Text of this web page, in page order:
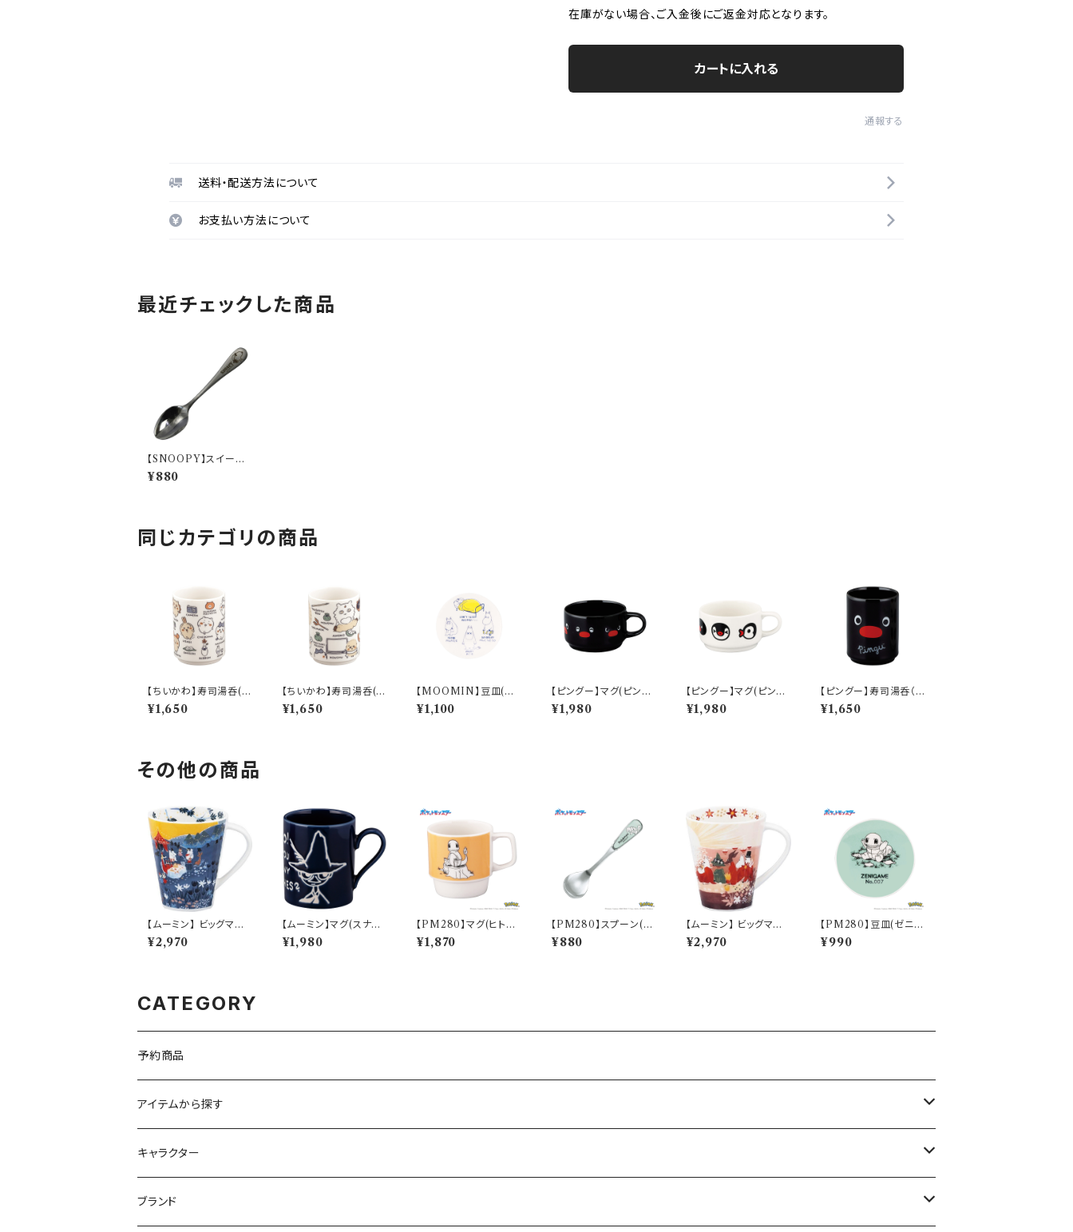
在庫がない場合、ご入金後にご返金対応となります。
カートに入れる
通報する
送料・配送方法について
お支払い方法について
最近チェックした商品
【SNOOPY】スイーツ
スプーン(ジョー・クー
ル)【SN3200】SN320
¥880
同じカテゴリの商品
【ちいかわ】寿司湯呑(日
常)【CKW50】CKW51
-327
¥1,650
【ちいかわ】寿司湯呑(討
伐)【CKW50】CKW5
2-327
¥1,650
【MOOMIN】豆皿(お
こる)【MM14000】M
M14003-333
¥1,100
【ピングー】マグ(ピング
ー)【PG20】PG21-11
¥1,980
【ピングー】マグ(ピンガ)
【PG20】PG22-11
¥1,980
【ピングー】寿司湯呑（ピ
ングー）【PG20】PG21
-327
¥1,650
その他の商品
【ムーミン】 ビッグマグ
（パーティ）【MM320
0】MM3203-35
¥2,970
【ムーミン】マグ(スナフ
キン）【MM9000】M
M9003-11
¥1,980
【PM280】マグ(ヒトカ
ゲ)【Daily Sketch】P
M282-11
¥1,870
【PM280】スプーン(ゼ
ニガメ)【Daily Sketch】
PM283-850
¥880
【ムーミン】 ビッグマグ
（夕日）【MM3200】
¥2,970
【PM280】豆皿(ゼニガ
メ)【Daily Sketch】PM
283-333
¥990
CATEGORY
予約商品
アイテムから探す
九谷焼
マグ＆カップ
キャラクター
ムーミン
ブランド